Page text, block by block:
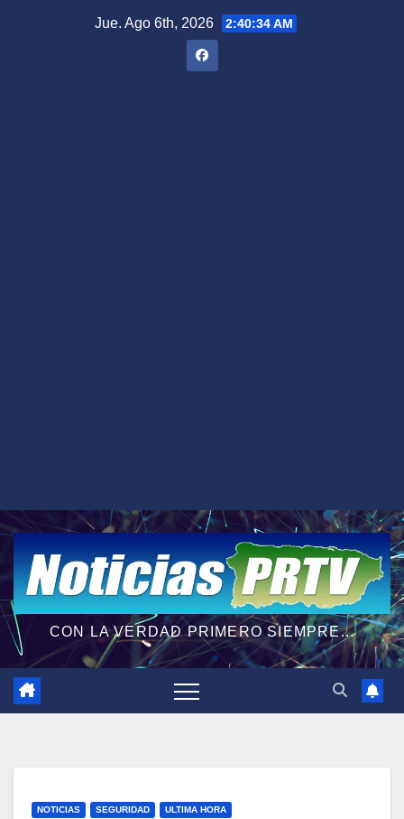
Jue. Ago 6th, 2026 2:40:35 AM
CON LA VERDAD PRIMERO SIEMPRE...
NOTICIAS SEGURIDAD ULTIMA HORA